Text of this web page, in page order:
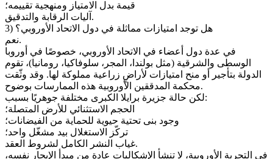
قيمة بدل الامتياز ومنهجية تقييمه؛
آليات الرقابة والتدقيق.
3) هل توجد امتيازات مماثلة في دول الاتحاد الأوروبي؟
نعم.
في عدة دول أعضاء في الاتحاد الأوروبي، خصوصًا في أوروبا
الوسطى والشرقية (مثل بولندا، المجر، سلوفاكيا، رومانيا)، تقوم
الدولة بتأجير أو منح امتيازات لأراضٍ زراعية مملوكة لها. وقد وثّقت
محكمة المدققين الأوروبية هذه الممارسات بوضوح.
لكن حالة جزيرة برايلا الكبرى مختلفة جوهريًا بسبب:
الحجم الاستثنائي للأرض المتصلة؛
وجود بنى تحتية حيوية للحماية من الفيضانات؛
تركّز الاستغلال بيد مشغّل واحد؛
غياب النشر الكامل لشروط العقد.
في التجربة الأوروبية، لا تنشأ الإشكاليات عادة من مبدأ الإيجار نفسه،